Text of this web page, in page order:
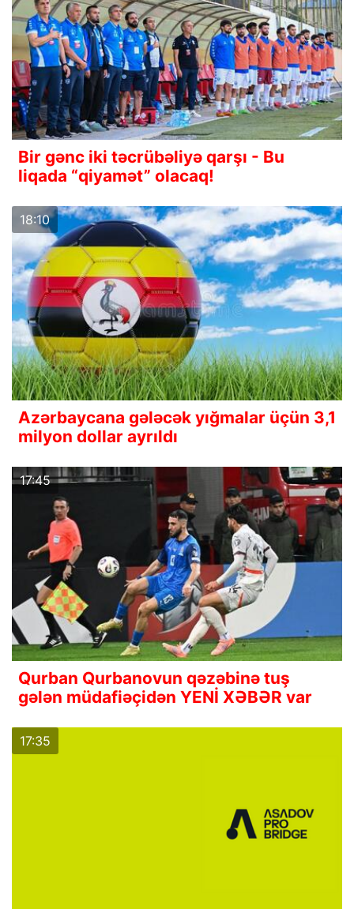
Bir gənc iki təcrübəliyə qarşı - Bu
liqada “qiyamət” olacaq!
18:10
Azərbaycana gələcək yığmalar üçün 3,1
milyon dollar ayrıldı
17:45
Qurban Qurbanovun qəzəbinə tuş
gələn müdafiəçidən YENİ XƏBƏR var
17:35